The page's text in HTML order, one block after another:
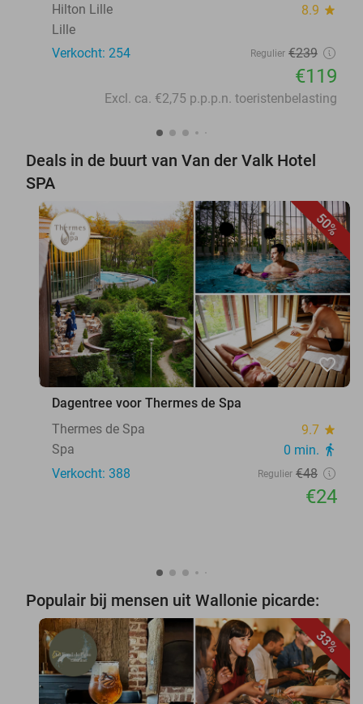
Hilton Lille
8.9 star
Lille
Verkocht: 254
Regulier €239
€119
Excl. ca. €2,75 p.p.p.n. toeristenbelasting
Deals in de buurt van Van der Valk Hotel
SPA
50%
favorite_border
Dagentree voor Thermes de Spa
Thermes de Spa
9.7 star
Spa 0 min. directions_walk
Verkocht: 388 Regulier €48
€24
Populair bij mensen uit Wallonie picarde:
33%